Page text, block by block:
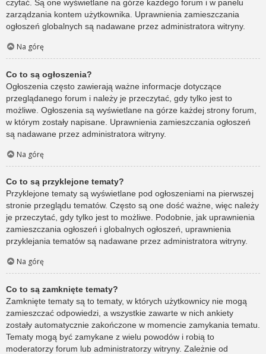
czytać. Są one wyświetlane na górze każdego forum i w panelu
zarządzania kontem użytkownika. Uprawnienia zamieszczania
ogłoszeń globalnych są nadawane przez administratora witryny.
Na górę
Co to są ogłoszenia?
Ogłoszenia często zawierają ważne informacje dotyczące
przeglądanego forum i należy je przeczytać, gdy tylko jest to
możliwe. Ogłoszenia są wyświetlane na górze każdej strony forum,
w którym zostały napisane. Uprawnienia zamieszczania ogłoszeń
są nadawane przez administratora witryny.
Na górę
Co to są przyklejone tematy?
Przyklejone tematy są wyświetlane pod ogłoszeniami na pierwszej
stronie przeglądu tematów. Często są one dość ważne, więc należy
je przeczytać, gdy tylko jest to możliwe. Podobnie, jak uprawnienia
zamieszczania ogłoszeń i globalnych ogłoszeń, uprawnienia
przyklejania tematów są nadawane przez administratora witryny.
Na górę
Co to są zamknięte tematy?
Zamknięte tematy są to tematy, w których użytkownicy nie mogą
zamieszczać odpowiedzi, a wszystkie zawarte w nich ankiety
zostały automatycznie zakończone w momencie zamykania tematu.
Tematy mogą być zamykane z wielu powodów i robią to
moderatorzy forum lub administratorzy witryny. Zależnie od